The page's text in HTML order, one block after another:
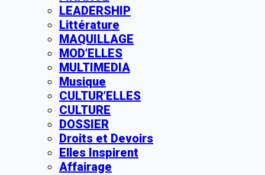
LEADERSHIP
Littérature
MAQUILLAGE
MOD’ELLES
MULTIMEDIA
Musique
CULTUR’ELLES
CULTURE
DOSSIER
Droits et Devoirs
Elles Inspirent
Affairage